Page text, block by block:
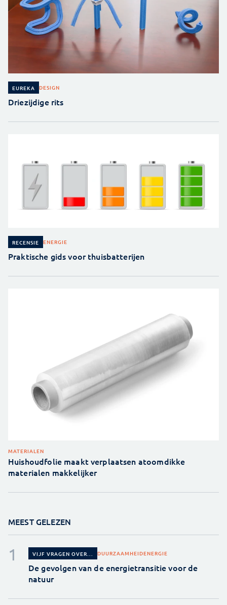
EUREKA DESIGN
Driezijdige rits
RECENSIE ENERGIE
Praktische gids voor thuisbatterijen
MATERIALEN
Huishoudfolie maakt verplaatsen atoomdikke
materialen makkelijker
MEEST GELEZEN
VIJF VRAGEN OVER... DUURZAAMHEIDENERGIE
De gevolgen van de energietransitie voor de
natuur